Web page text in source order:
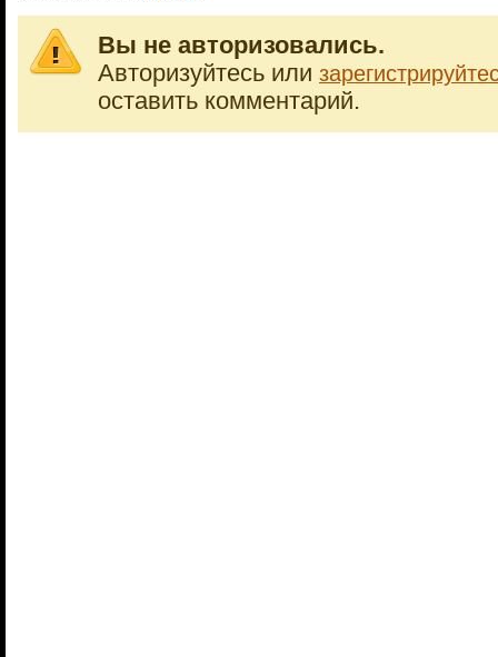
Вы не авторизовались.
Авторизуйтесь или
оставить комментарий.